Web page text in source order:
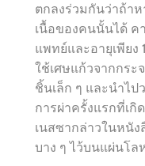
ตกลงร่วมกันว่าถ้า
เนื้อของคนนั้นได้ ค
แพทย์และอายุเพียง
ใช้เศษแก้วจากกระ
ชิ้นเล็ก ๆ และนำไป
การผ่าครั้งแรกที่เกิ
เนสซากล่าวในหนัง
บาง ๆ ไว้บนแผ่นโ